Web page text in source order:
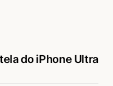
do iPhone Ultra